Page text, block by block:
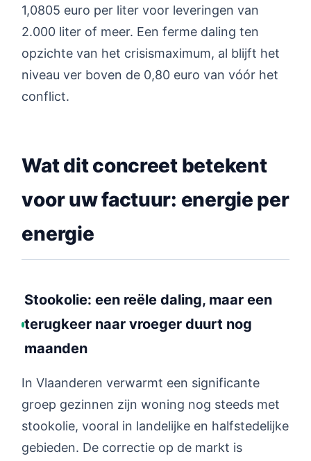
1,0805 euro per liter voor leveringen van
2.000 liter of meer. Een ferme daling ten
opzichte van het crisismaximum, al blijft het
niveau ver boven de 0,80 euro van vóór het
conflict.
Wat dit concreet betekent
voor uw factuur: energie per
energie
Stookolie: een reële daling, maar een
terugkeer naar vroeger duurt nog
maanden
In Vlaanderen verwarmt een significante
groep gezinnen zijn woning nog steeds met
stookolie, vooral in landelijke en halfstedelijke
gebieden. De correctie op de markt is